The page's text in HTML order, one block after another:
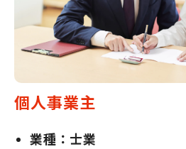
個人事業主
業種：士業